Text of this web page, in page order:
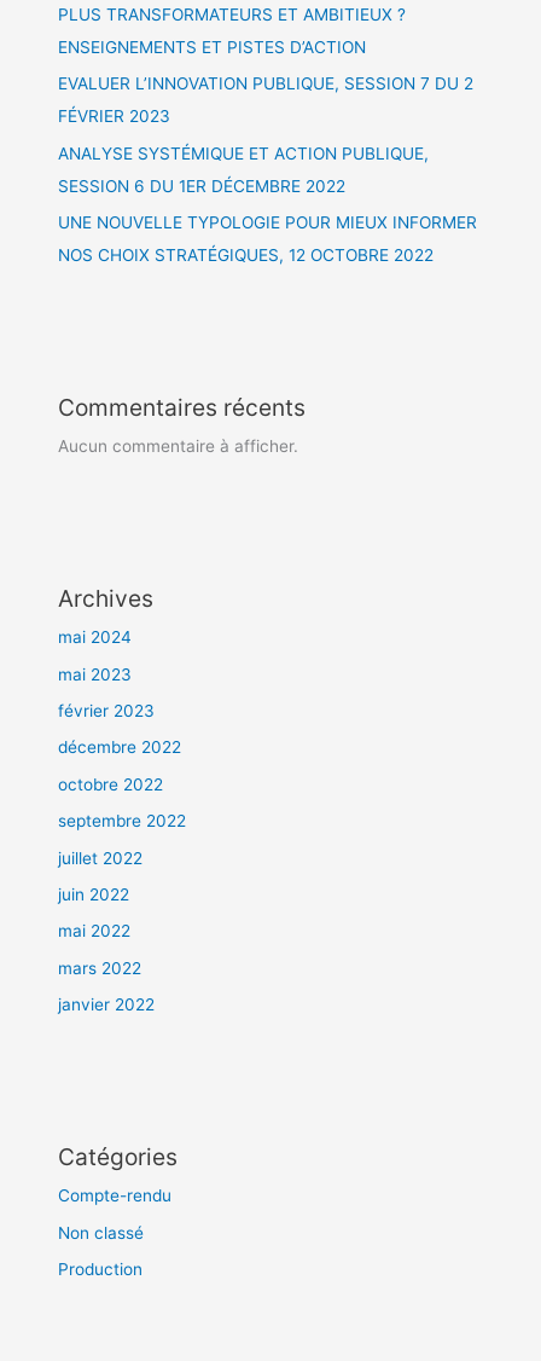
PLUS TRANSFORMATEURS ET AMBITIEUX ?
ENSEIGNEMENTS ET PISTES D’ACTION
EVALUER L’INNOVATION PUBLIQUE, SESSION 7 DU 2
FÉVRIER 2023
ANALYSE SYSTÉMIQUE ET ACTION PUBLIQUE,
SESSION 6 DU 1ER DÉCEMBRE 2022
UNE NOUVELLE TYPOLOGIE POUR MIEUX INFORMER
NOS CHOIX STRATÉGIQUES, 12 OCTOBRE 2022
Commentaires récents
Aucun commentaire à afficher.
Archives
mai 2024
mai 2023
février 2023
décembre 2022
octobre 2022
septembre 2022
juillet 2022
juin 2022
mai 2022
mars 2022
janvier 2022
Catégories
Compte-rendu
Non classé
Production